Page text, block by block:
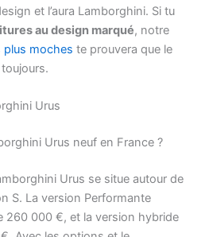
et l’aura Lamborghini. Si tu
au design marqué, notre
plus moches te prouvera que le
Urus
Urus neuf en France ?
Urus se situe autour de
S. La version Performante
260 000 €, et la version hybride